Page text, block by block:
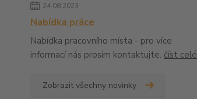
24.08.2023
Nabídka práce
Nabídka pracovního místa - pro více
informací nás prosím kontaktujte. číst celé
Zobrazit všechny novinky